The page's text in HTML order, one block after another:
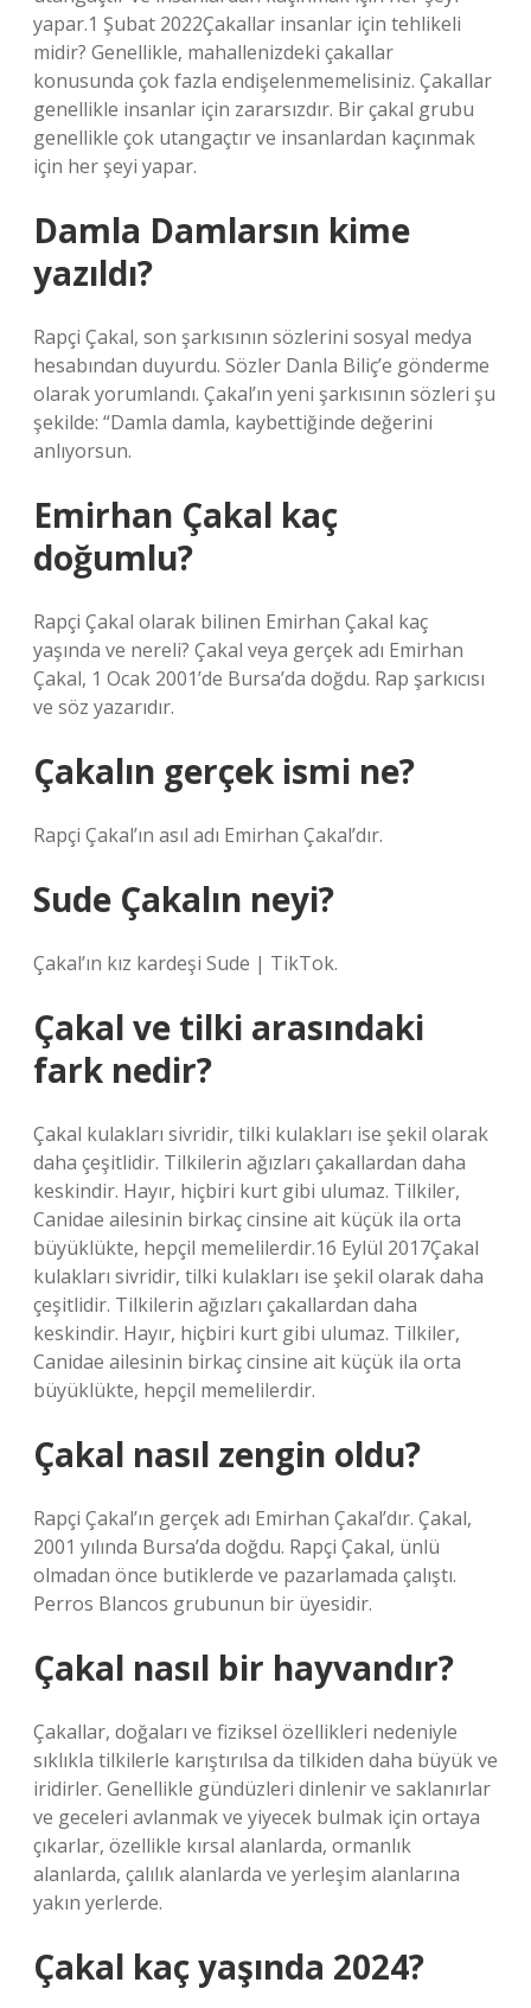
yapar.1 Şubat 2022Çakallar insanlar için tehlikeli
midir? Genellikle, mahallenizdeki çakallar
konusunda çok fazla endişelenmemelisiniz. Çakallar
genellikle insanlar için zararsızdır. Bir çakal grubu
genellikle çok utangaçtır ve insanlardan kaçınmak
için her şeyi yapar.
Damla Damlarsın kime
yazıldı?
Rapçi Çakal, son şarkısının sözlerini sosyal medya
hesabından duyurdu. Sözler Danla Biliç’e gönderme
olarak yorumlandı. Çakal’ın yeni şarkısının sözleri şu
şekilde: “Damla damla, kaybettiğinde değerini
anlıyorsun.
Emirhan Çakal kaç
doğumlu?
Rapçi Çakal olarak bilinen Emirhan Çakal kaç
yaşında ve nereli? Çakal veya gerçek adı Emirhan
Çakal, 1 Ocak 2001’de Bursa’da doğdu. Rap ​​şarkıcısı
ve söz yazarıdır.
Çakalın gerçek ismi ne?
Rapçi Çakal’ın asıl adı Emirhan Çakal’dır.
Sude Çakalın neyi?
Çakal’ın kız kardeşi Sude | TikTok.
Çakal ve tilki arasındaki
fark nedir?
Çakal kulakları sivridir, tilki kulakları ise şekil olarak
daha çeşitlidir. Tilkilerin ağızları çakallardan daha
keskindir. Hayır, hiçbiri kurt gibi ulumaz. Tilkiler,
Canidae ailesinin birkaç cinsine ait küçük ila orta
büyüklükte, hepçil memelilerdir.16 Eylül 2017Çakal
kulakları sivridir, tilki kulakları ise şekil olarak daha
çeşitlidir. Tilkilerin ağızları çakallardan daha
keskindir. Hayır, hiçbiri kurt gibi ulumaz. Tilkiler,
Canidae ailesinin birkaç cinsine ait küçük ila orta
büyüklükte, hepçil memelilerdir.
Çakal nasıl zengin oldu?
Rapçi Çakal’ın gerçek adı Emirhan Çakal’dır. Çakal,
2001 yılında Bursa’da doğdu. Rapçi Çakal, ünlü
olmadan önce butiklerde ve pazarlamada çalıştı.
Perros Blancos grubunun bir üyesidir.
Çakal nasıl bir hayvandır?
Çakallar, doğaları ve fiziksel özellikleri nedeniyle
sıklıkla tilkilerle karıştırılsa da tilkiden daha büyük ve
iridirler. Genellikle gündüzleri dinlenir ve saklanırlar
ve geceleri avlanmak ve yiyecek bulmak için ortaya
çıkarlar, özellikle kırsal alanlarda, ormanlık
alanlarda, çalılık alanlarda ve yerleşim alanlarına
yakın yerlerde.
Çakal kaç yaşında 2024?